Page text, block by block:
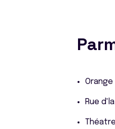
Orange
Rue